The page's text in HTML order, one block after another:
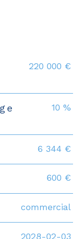
220 000 €
10 %
6 344 €
600 €
commercial
2028-02-03